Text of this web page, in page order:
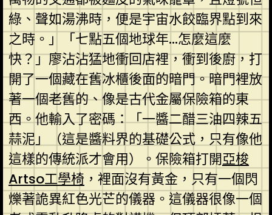
綠、聲如湯沸時，便是宇宙水餃臨界點到來
之時。」「七點五個地球年…怎麼這麼
快？」廖沾沾猛地衝回店裡，衝到後廚，打
開了一個藏在舊冰櫃後面的暗門。暗門裡放
著一個老舊的、像是古代金屬保險箱的東
西。他輸入了密碼：「一醬二醋三油四辣五
蒜泥」（這是醬料界的基礎公式，只有像他
這樣的傳統派才會用）。保險箱打開亞梭
Artso工學椅 ，裡面沒有黃金，只有一個閃
爍著詭異紅色光芒的儀器。這儀器很像一個